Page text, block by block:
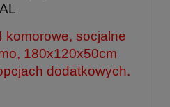
komorowe, socjalne
180x120x50cm
dodatkowych.